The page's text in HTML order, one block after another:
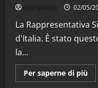
02/05/
La Rappresentativa
d'Italia. È stato
la...
Per saperne di più